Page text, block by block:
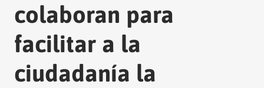
colaboran para
facilitar a la
ciudadanía la